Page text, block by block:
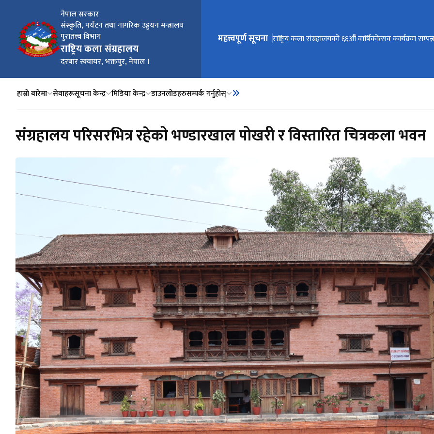
नेपाल सरकार
संस्कृति, पर्यटन तथा नागरिक उड्डयन मन्त्रालय
पुरातत्त्व विभाग
राष्ट्रिय कला संग्रहालय
दरबार स्क्वायर, भक्तपुर, नेपाल ।
मुख्य नेभिगेसनमा जानुहोस्
महत्त्वपूर्ण सूचना भक्तपुर दरबार क्षेत्र पुनः आफ्नो ऐतिहासिक स्वरूपमा फर्कँदै
राष्ट्रिय कला संग्रहालयको ६६औँ वार्षिकोत्सव कार्यक्रम सम्पन्न
हाम्रो बारेमा सेवाहरूसूचना केन्द्र मिडिया केन्द्र डाउनलोडहरुसम्पर्क गर्नुहोस्
संग्रहालय परिसरभित्र रहेको भण्डारखाल पोखरी र विस्तारित चित्रकला भवन